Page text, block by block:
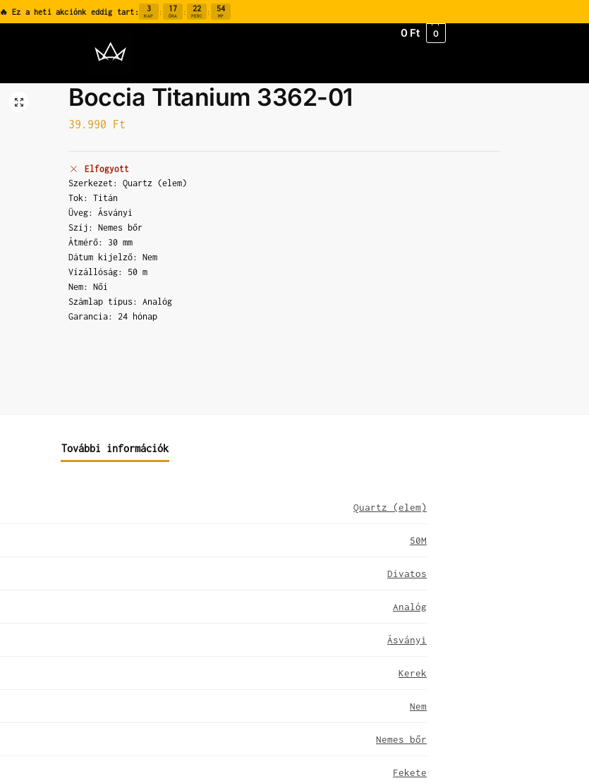
🔥 Ez a heti akciónk eddig tart: 3
NAP : 17
ÓRA : 22
PERC : 53
MP
0 Ft 0
Boccia Titanium 3362-01
39.990 Ft
Elfogyott
Szerkezet: Quartz (elem)
Tok: Titán
Üveg: Ásványi
Szíj: Nemes bőr
Átmérő: 30 mm
Dátum kijelző: Nem
Vízállóság: 50 m
Nem: Női
Számlap típus: Analóg
Garancia: 24 hónap
További információk
Quartz (elem)
50M
Divatos
Analóg
Ásványi
Kerek
Nem
Nemes bőr
Fekete